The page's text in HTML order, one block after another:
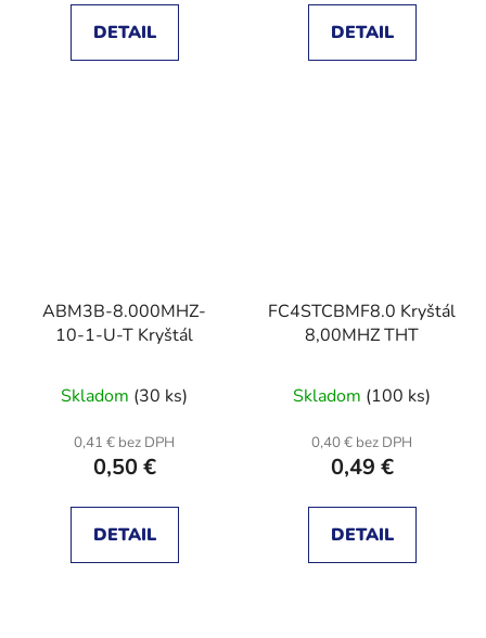
DETAIL DETAIL
ABM3B-8.000MHZ-
10-1-U-T Kryštál
Skladom (30 ks)
0,41 € bez DPH
0,50 €
DETAIL
FC4STCBMF8.0 Kryštál
8,00MHZ THT
Skladom (100 ks)
0,40 € bez DPH
0,49 €
DETAIL